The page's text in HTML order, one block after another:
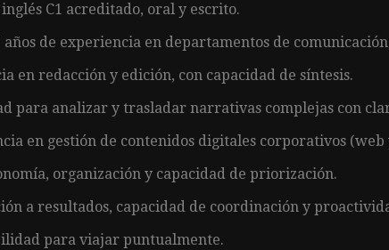
C1 acreditado, oral y escrito.
años de experiencia en departamentos de
en redacción y edición, con capacidad de síntesis.
para analizar y trasladar narrativas complejas con
en gestión de contenidos digitales corporativos (web
organización y capacidad de priorización.
a resultados, capacidad de coordinación y
para viajar puntualmente.